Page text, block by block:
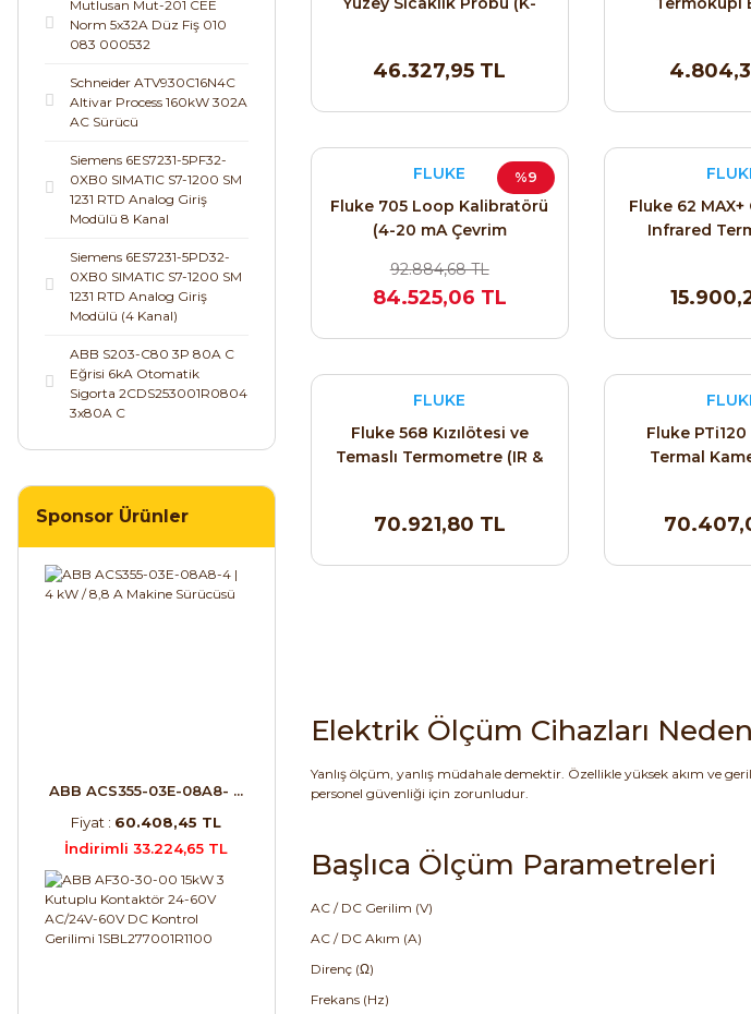
Mutlusan Mut-201 CEE
Norm 5x32A Düz Fiş 010
083 000532
Schneider ATV930C16N4C
Altivar Process 160kW 302A
AC Sürücü
Siemens 6ES7231-5PF32-
0XB0 SIMATIC S7-1200 SM
1231 RTD Analog Giriş
Modülü 8 Kanal
Siemens 6ES7231-5PD32-
0XB0 SIMATIC S7-1200 SM
1231 RTD Analog Giriş
Modülü (4 Kanal)
ABB S203-C80 3P 80A C
Eğrisi 6kA Otomatik
Sigorta 2CDS253001R0804
3x80A C
Sponsor Ürünler
ABB ACS355-03E-08A8- ...
Fiyat : 60.408,45 TL
İndirimli 33.224,65 TL
46.327,95 TL
%9
FLUKE
Fluke 705 Loop Kalibratörü
(4-20 mA Çevrim
92.884,68 TL
84.525,06 TL
Fluke 62
Infrared
FLUKE
Fluke 568 Kızılötesi ve
Temaslı Termometre (IR &
70.921,80 TL
Fluke
Termal
Elektrik Ölçüm Cihazları
Yanlış ölçüm, yanlış müdahale demektir. Özellikle yüksek akım ve
personel güvenliği için zorunludur.
Başlıca Ölçüm Parametreleri
AC / DC Gerilim (V)
AC / DC Akım (A)
Direnç (Ω)
Frekans (Hz)